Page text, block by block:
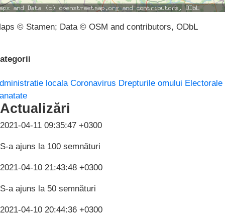
© Stamen; Data © OSM and contributors, ODbL
locala Coronavirus Drepturile omului Electorale
Actualizări
2021-04-11 09:35:47 +0300
S-a ajuns la 100 semnături
2021-04-10 21:43:48 +0300
S-a ajuns la 50 semnături
2021-04-10 20:44:36 +0300